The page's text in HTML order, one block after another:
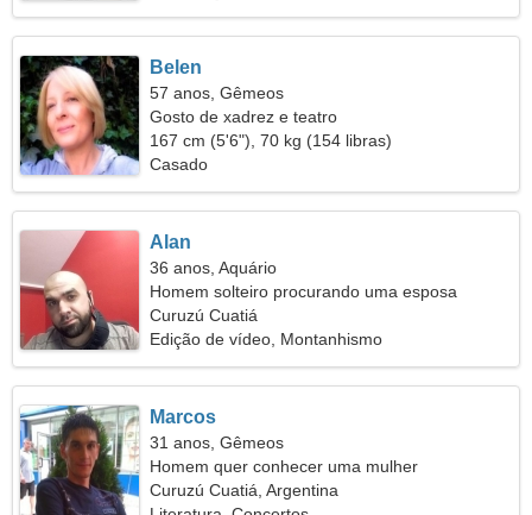
Belen
57 anos, Gêmeos
Gosto de xadrez e teatro
167 cm (5'6"), 70 kg (154 libras)
Casado
Alan
36 anos, Aquário
Homem solteiro procurando uma esposa
Curuzú Cuatiá
Edição de vídeo, Montanhismo
Marcos
31 anos, Gêmeos
Homem quer conhecer uma mulher
Curuzú Cuatiá, Argentina